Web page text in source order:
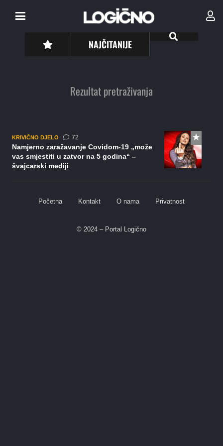
NAJČITANIJE
Rezultat pretraživanja
KRIVIČNO DJELO 72komentara
Namjerno zaražavanje Covidom-19 „može
vas smjestiti u zatvor na 5 godina“ –
švajcarski mediji
Početna Kontakt O nama Privatnost
© 2024 – Portal Logično